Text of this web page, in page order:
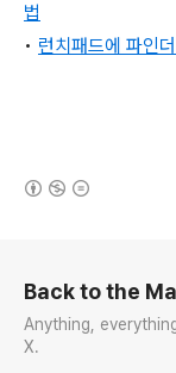
법
• 런치패드에 파인
Back to the
Anything,
X.